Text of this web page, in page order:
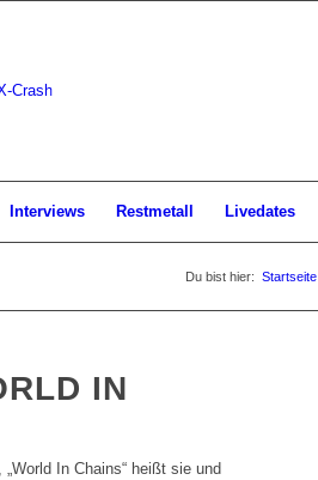
Interviews Restmetall Livedates
Du bist hier: Startseite
IN
In Chains“ heißt sie und